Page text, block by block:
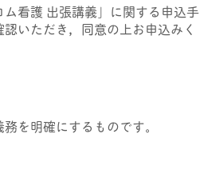
看護 出張講義」に関する申込手
いただき，同意の上お申込みく
を明確にするものです。